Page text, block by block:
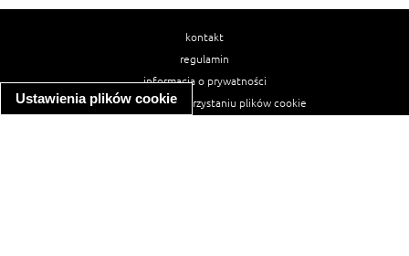
Ustawienia plików cookie
kontakt
regulamin
informacja o prywatności
informacja o wykorzystaniu plików cookie